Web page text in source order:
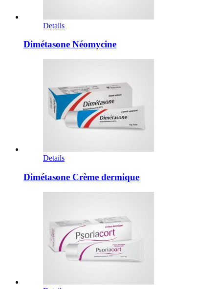
Details
Dimétasone Néomycine
Details
Dimétasone Crème dermique